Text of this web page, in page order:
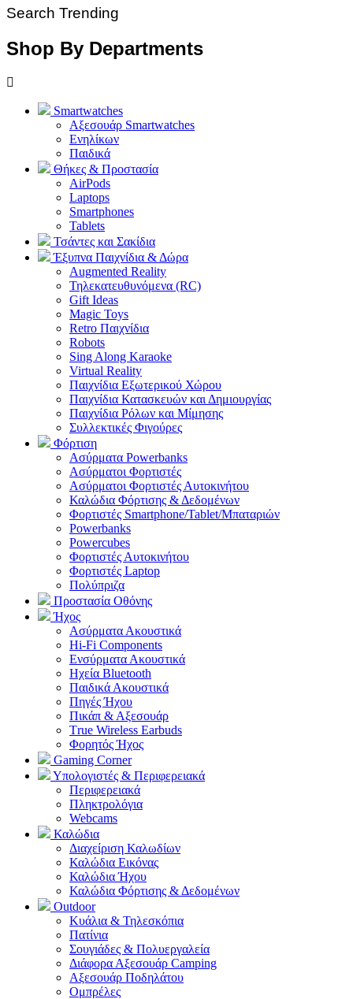
Search Trending
Shop By Departments
Smartwatches
Αξεσουάρ Smartwatches
Ενηλίκων
Παιδικά
Θήκες & Προστασία
AirPods
Laptops
Smartphones
Tablets
Τσάντες και Σακίδια
Έξυπνα Παιχνίδια & Δώρα
Augmented Reality
Τηλεκατευθυνόμενα (RC)
Gift Ideas
Magic Toys
Retro Παιχνίδια
Robots
Sing Along Karaoke
Virtual Reality
Παιχνίδια Εξωτερικού Χώρου
Παιχνίδια Κατασκευών και Δημιουργίας
Παιχνίδια Ρόλων και Μίμησης
Συλλεκτικές Φιγούρες
Φόρτιση
Ασύρματα Powerbanks
Aσύρματοι Φορτιστές
Ασύρματοι Φορτιστές Αυτοκινήτου
Καλώδια Φόρτισης & Δεδομένων
Φορτιστές Smartphone/Tablet/Μπαταριών
Powerbanks
Powercubes
Φορτιστές Αυτοκινήτου
Φορτιστές Laptop
Πολύπριζα
Προστασία Οθόνης
Ήχος
Ασύρματα Ακουστικά
Hi-Fi Components
Ενσύρματα Ακουστικά
Ηχεία Bluetooth
Παιδικά Ακουστικά
Πηγές Ήχου
Πικάπ & Αξεσουάρ
Τrue Wireless Earbuds
Φορητός Ήχος
Gaming Corner
Υπολογιστές & Περιφερειακά
Περιφερειακά
Πληκτρολόγια
Webcams
Καλώδια
Διαχείριση Καλωδίων
Καλώδια Εικόνας
Καλώδια Ήχου
Καλώδια Φόρτισης & Δεδομένων
Outdoor
Κυάλια & Τηλεσκόπια
Πατίνια
Σουγιάδες & Πολυεργαλεία
Διάφορα Αξεσουάρ Camping
Αξεσουάρ Ποδηλάτου
Ομπρέλες